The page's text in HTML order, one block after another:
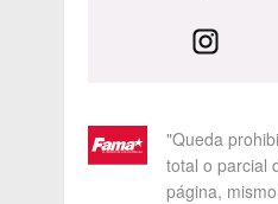
"Queda
total o parcial
página,